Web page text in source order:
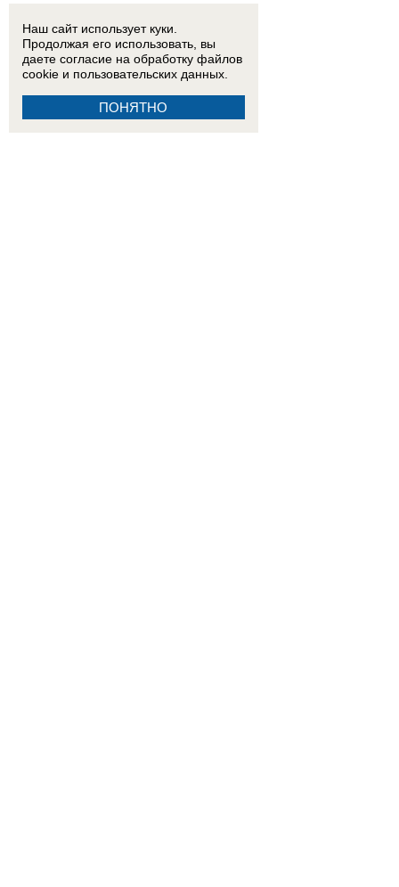
Наш сайт использует куки.
Продолжая его использовать, вы
даете согласие на обработку файлов
cookie и пользовательских данных.
ПОНЯТНО